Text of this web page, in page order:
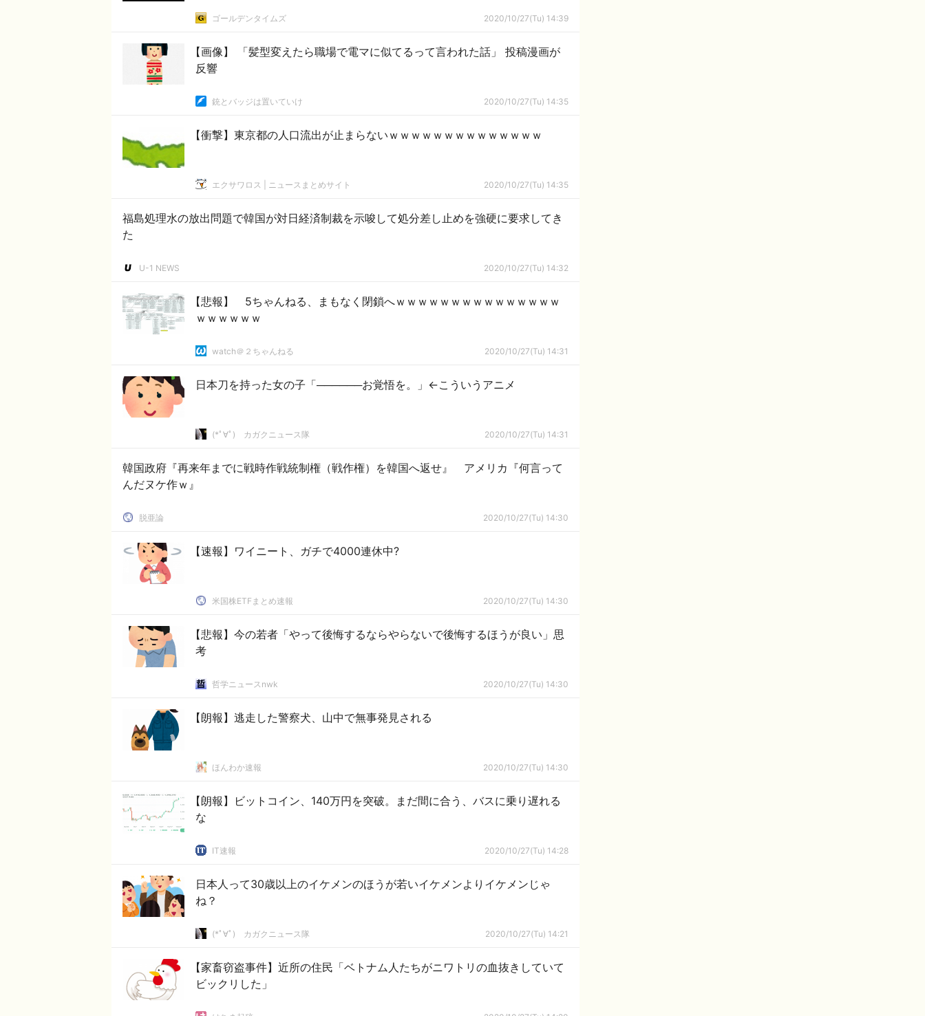
ゴールデンタイムズ 2020/10/27(Tu) 14:39
【画像】 「髪型変えたら職場で電マに似てるって言われた話」 投稿漫画が
反響
銃とバッジは置いていけ 2020/10/27(Tu) 14:35
【衝撃】東京都の人口流出が止まらないｗｗｗｗｗｗｗｗｗｗｗｗｗｗ
エクサワロス | ニュースまとめサイト 2020/10/27(Tu) 14:35
福島処理水の放出問題で韓国が対日経済制裁を示唆して処分差し止めを強硬に要求してき
た
U-1 NEWS 2020/10/27(Tu) 14:32
【悲報】 5ちゃんねる、まもなく閉鎖へｗｗｗｗｗｗｗｗｗｗｗｗｗｗｗ
ｗｗｗｗｗｗ
watch＠２ちゃんねる 2020/10/27(Tu) 14:31
日本刀を持った女の子「──────お覚悟を。」←こういうアニメ
(*ﾟ∀ﾟ)ゞカガクニュース隊 2020/10/27(Tu) 14:31
韓国政府『再来年までに戦時作戦統制権（戦作権）を韓国へ返せ』 アメリカ『何言って
んだヌケ作ｗ』
脱亜論 2020/10/27(Tu) 14:30
【速報】ワイニート、ガチで4000連休中?
米国株ETFまとめ速報 2020/10/27(Tu) 14:30
【悲報】今の若者「やって後悔するならやらないで後悔するほうが良い」思
考
哲学ニュースnwk 2020/10/27(Tu) 14:30
【朗報】逃走した警察犬、山中で無事発見される
ほんわか速報 2020/10/27(Tu) 14:30
【朗報】ビットコイン、140万円を突破。まだ間に合う、バスに乗り遅れる
な
IT速報 2020/10/27(Tu) 14:28
日本人って30歳以上のイケメンのほうが若いイケメンよりイケメンじゃ
ね？
(*ﾟ∀ﾟ)ゞカガクニュース隊 2020/10/27(Tu) 14:21
【家畜窃盗事件】近所の住民「ベトナム人たちがニワトリの血抜きしていて
ビックリした」